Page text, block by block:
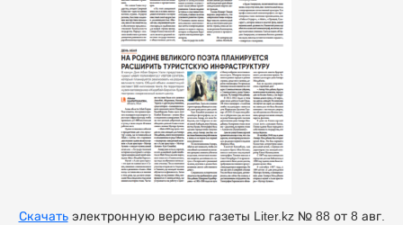
Скачатьэлектронную версию газеты Liter.kz № 88 от 8 авг.